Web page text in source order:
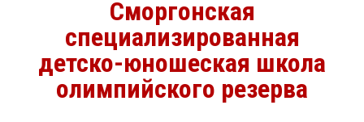
Сморгонская
специализированная
детско-юношеская школа
олимпийского резерва